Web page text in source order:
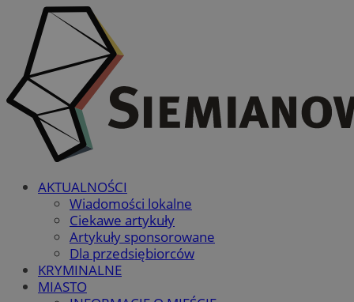
AKTUALNOŚCI
Wiadomości lokalne
Ciekawe artykuły
Artykuły sponsorowane
Dla przedsiębiorców
KRYMINALNE
MIASTO